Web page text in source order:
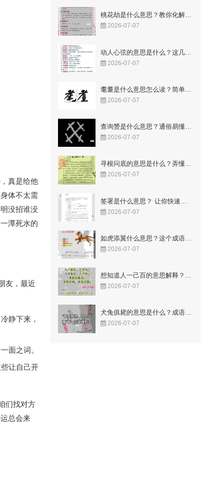
真是给他
体不太需
没招谁没
潭死水的
友，最近
静下来，
面之词。
让自己开
们找对方
总会来
桃花劫是什么意思？教你化解烂桃花的秘籍！
2026-07-07
2026-07-07
2026-07-07
查询赟是什么意思？通俗易懂的解释来了
2026-07-07
寻根问底的意思是什么？弄懂这两个字让你豁然开朗！
2026-07-07
2026-07-07
2026-07-07
想知道人一己百的意思解释？这几点让你一看就懂！
2026-07-07
犬兔俱毙的意思是什么？成语故事告诉你答案！
2026-07-07